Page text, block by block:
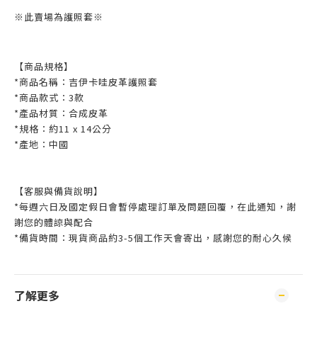
※此賣場為護照套※
【商品規格】
*商品名稱：吉伊卡哇皮革護照套
*商品款式：3款
*產品材質：合成皮革
*規格：約11 x 14公分
*產地：中國
【客服與備貨說明】
*每週六日及國定假日會暫停處理訂單及問題回覆，在此通知，謝
謝您的體諒與配合
*備貨時間：現貨商品約3-5個工作天會寄出，感謝您的耐心久候
了解更多